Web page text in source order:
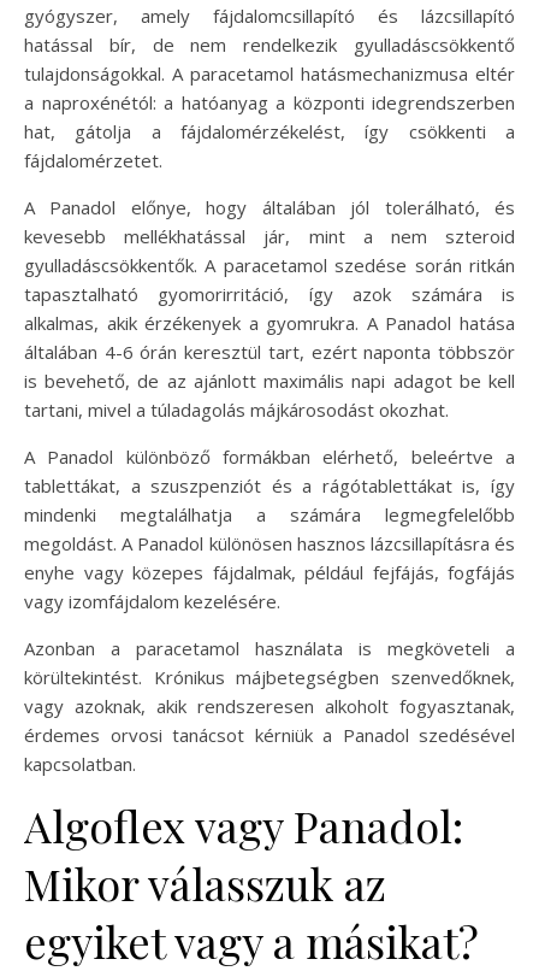
gyógyszer, amely fájdalomcsillapító és lázcsillapító
hatással bír, de nem rendelkezik gyulladáscsökkentő
tulajdonságokkal. A paracetamol hatásmechanizmusa eltér
a naproxénétól: a hatóanyag a központi idegrendszerben
hat, gátolja a fájdalomérzékelést, így csökkenti a
fájdalomérzetet.
A Panadol előnye, hogy általában jól tolerálható, és
kevesebb mellékhatással jár, mint a nem szteroid
gyulladáscsökkentők. A paracetamol szedése során ritkán
tapasztalható gyomorirritáció, így azok számára is
alkalmas, akik érzékenyek a gyomrukra. A Panadol hatása
általában 4-6 órán keresztül tart, ezért naponta többször
is bevehető, de az ajánlott maximális napi adagot be kell
tartani, mivel a túladagolás májkárosodást okozhat.
A Panadol különböző formákban elérhető, beleértve a
tablettákat, a szuszpenziót és a rágótablettákat is, így
mindenki megtalálhatja a számára legmegfelelőbb
megoldást. A Panadol különösen hasznos lázcsillapításra és
enyhe vagy közepes fájdalmak, például fejfájás, fogfájás
vagy izomfájdalom kezelésére.
Azonban a paracetamol használata is megköveteli a
körültekintést. Krónikus májbetegségben szenvedőknek,
vagy azoknak, akik rendszeresen alkoholt fogyasztanak,
érdemes orvosi tanácsot kérniük a Panadol szedésével
kapcsolatban.
Algoflex vagy Panadol:
Mikor válasszuk az
egyiket vagy a másikat?